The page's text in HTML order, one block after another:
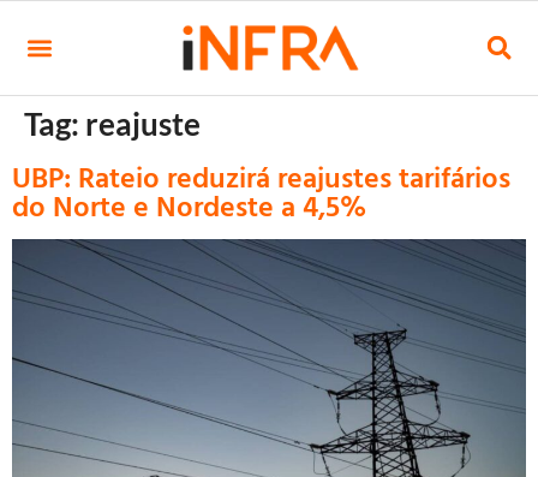
Tag: reajuste
UBP: Rateio reduzirá reajustes tarifários
do Norte e Nordeste a 4,5%